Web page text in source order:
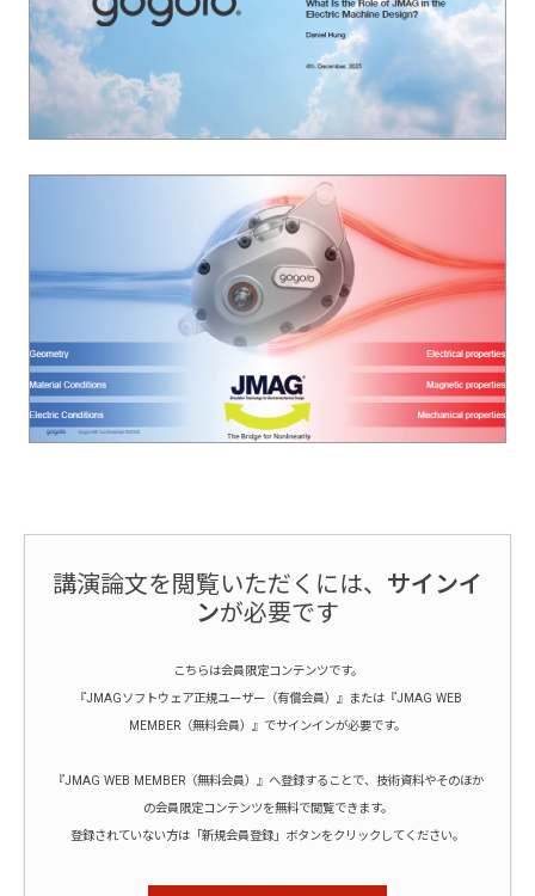
講演論文を閲覧いただくには、 サインイ
ンが必要です
こちらは会員限定コンテンツです。
『JMAGソフトウェア正規ユーザー（有償会員）』または『JMAG WEB
MEMBER（無料会員）』でサインインが必要です。
『JMAG WEB MEMBER（無料会員）』へ登録することで、技術資料やそのほか
の会員限定コンテンツを無料で閲覧できます。
登録されていない方は「新規会員登録」ボタンをクリックしてください。